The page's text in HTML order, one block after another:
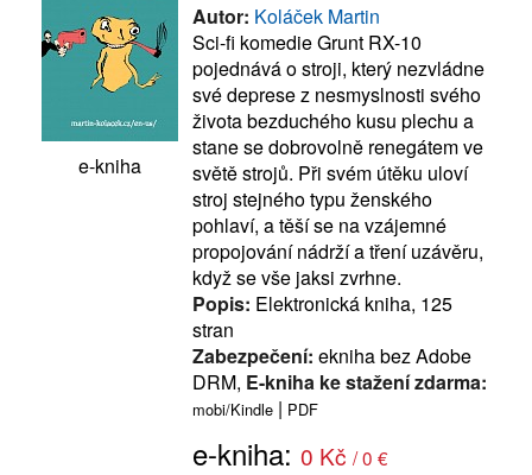
e-kniha
Autor: Koláček Martin
Sci-fi komedie Grunt RX-10
pojednává o stroji, který nezvládne
své deprese z nesmyslnosti svého
života bezduchého kusu plechu a
stane se dobrovolně renegátem ve
světě strojů. Při svém útěku uloví
stroj stejného typu ženského
pohlaví, a těší se na vzájemné
propojování nádrží a tření uzávěru,
když se vše jaksi zvrhne.
Popis: Elektronická kniha, 125
stran
Zabezpečení: ekniha bez Adobe
DRM, E-kniha ke stažení zdarma:
mobi/Kindle | PDF
e-kniha: 0 Kč / 0 €